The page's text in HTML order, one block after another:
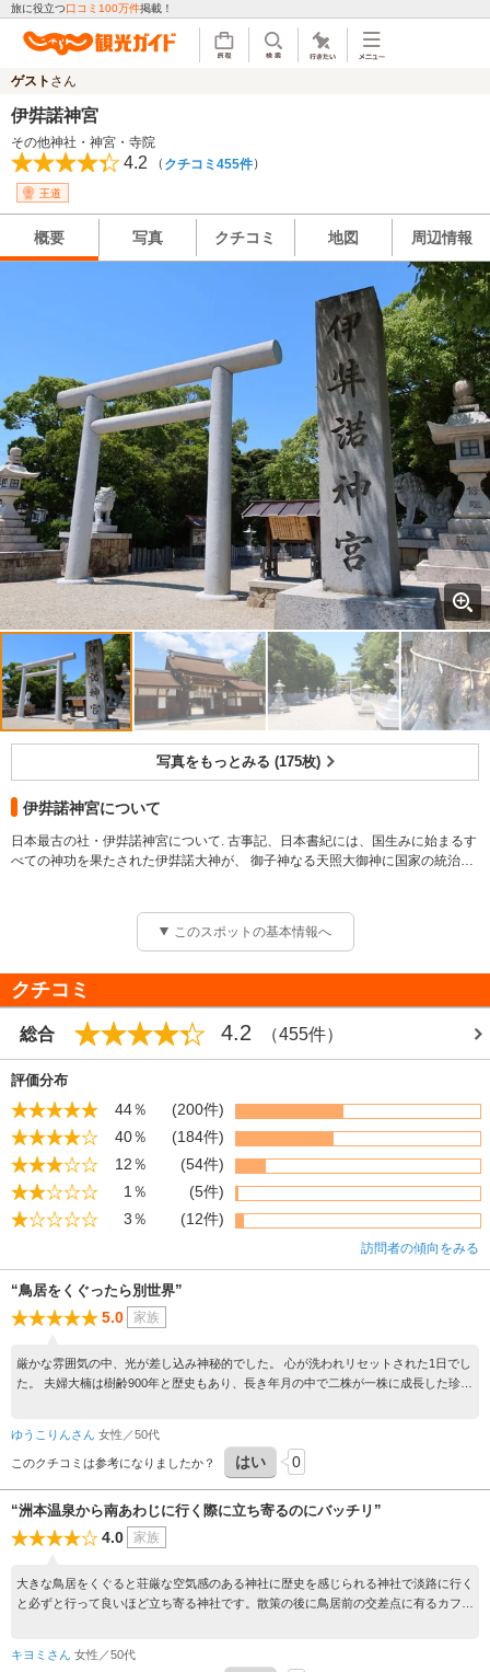
旅に役立つ口コミ100万件掲載！
ゲスト さん
伊弉諾神宮
その他神社・神宮・寺院
4.2 （ クチコミ455件）
王道
概要 写真 クチコミ 地図 周辺情報
写真をもっとみる (175枚)
伊弉諾神宮について
日本最古の社・伊弉諾神宮について. 古事記、日本書紀には、国生みに始まるす
べての神功を果たされた伊弉諾大神が、 御子神なる天照大御神に国家の統治の
このスポットの基本情報へ
クチコミ
総合 4.2 （455件）
評価分布
44％
(200件)
40％
(184件)
12％
(54件)
1％
(5件)
3％
(12件)
訪問者の傾向をみる
“鳥居をくぐったら別世界”
5.0 家族
厳かな雰囲気の中、光が差し込み神秘的でした。 心が洗われリセットされた1日でし
た。 夫婦大楠は樹齢900年と歴史もあり、長き年月の中で二株が一株に成長した珍し
ゆうこりんさん 女性／50代
このクチコミは参考になりましたか？ はい 0
“洲本温泉から南あわじに行く際に立ち寄るのにバッチリ”
4.0 家族
大きな鳥居をくぐると荘厳な空気感のある神社に歴史を感じられる神社で淡路に行く
と必ずと行って良いほど立ち寄る神社です。散策の後に鳥居前の交差点に有るカフェ
キヨミさん 女性／50代